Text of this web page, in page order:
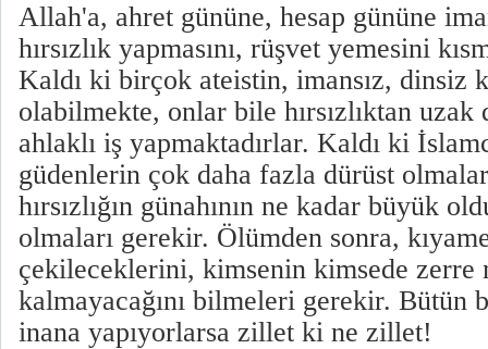
Allah'a, ahret gününe, hesap gününe
hırsızlık yapmasını, rüşvet yemesini
Kaldı ki birçok ateistin, imansız, dinsiz
olabilmekte, onlar bile hırsızlıktan
ahlaklı iş yapmaktadırlar. Kaldı ki
güdenlerin çok daha fazla dürüst
hırsızlığın günahının ne kadar büyük
olmaları gerekir. Ölümden sonra,
çekileceklerini, kimsenin kimsede zerre
kalmayacağını bilmeleri gerekir. Bütün
inana yapıyorlarsa zillet ki ne zillet!